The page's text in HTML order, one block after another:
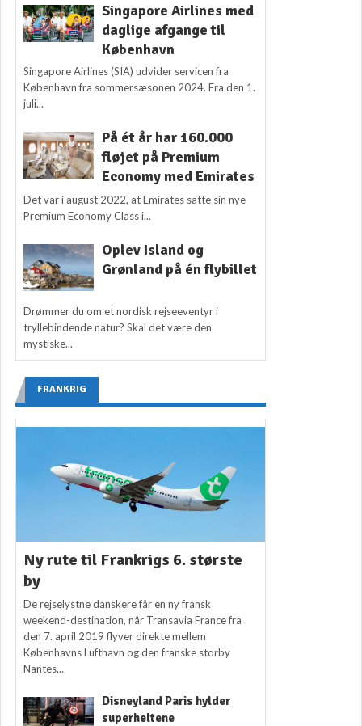
Singapore Airlines med
daglige afgange til
København
Singapore Airlines (SIA) udvider servicen fra
København fra sommersæsonen 2024. Fra den 1.
juli...
På ét år har 160.000
fløjet på Premium
Economy med Emirates
Det var i august 2022, at Emirates satte sin nye
Premium Economy Class i...
Oplev Island og
Grønland på én flybillet
Drømmer du om et nordisk rejseeventyr i
tryllebindende natur? Skal det være den
mystiske...
FRANKRIG
Ny rute til Frankrigs 6. største
by
De rejselystne danskere får en ny fransk
weekend-destination, når Transavia France fra
den 7. april 2019 flyver direkte mellem
Københavns Lufthavn og den franske storby
Nantes...
Disneyland Paris hylder
superheltene